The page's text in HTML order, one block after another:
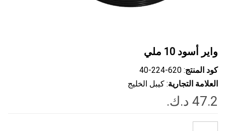
واير أسود 10 ملي
كود المنتج: ‎40-224-620
العلامة التجارية: كيبل الخليج